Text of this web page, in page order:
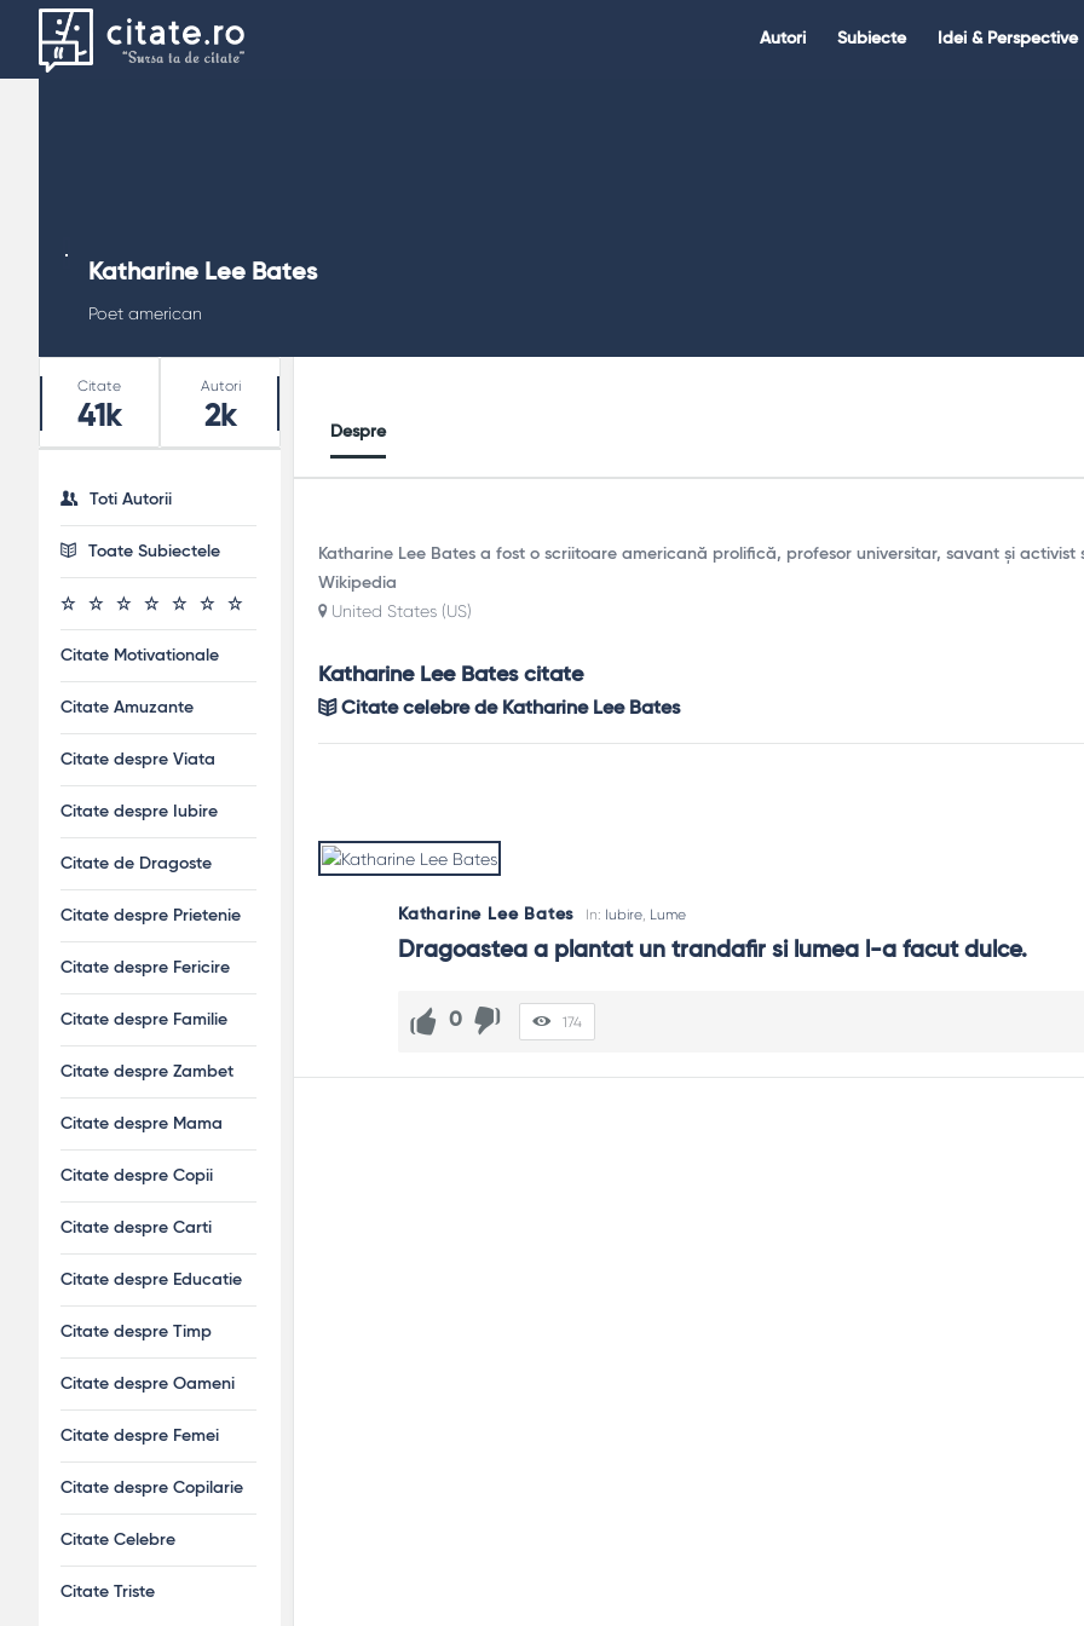
Citate.ro
Autori Subiecte Idei & Perspective
Katharine Lee Bates
Poet american
Despre
Katharine Lee Bates a fost o scriitoare americană prolifică, profesor universitar, savant și activist
Wikipedia
United States (US)
Katharine Lee Bates citate
Citate celebre de Katharine Lee Bates
Katharine Lee Bates In: Iubire Lume
Dragoastea a plantat un trandafir si lumea l-a facut dulce.
0 174
Stats
Citate
41k
Autori
2k
Toti Autorii
Toate Subiectele
Citate Motivationale
Citate Amuzante
Citate despre Viata
Citate despre Iubire
Citate de Dragoste
Citate despre Prietenie
Citate despre Fericire
Citate despre Familie
Citate despre Zambet
Citate despre Mama
Citate despre Copii
Citate despre Carti
Citate despre Educatie
Citate despre Timp
Citate despre Oameni
Citate despre Femei
Citate despre Copilarie
Citate Celebre
Citate Triste